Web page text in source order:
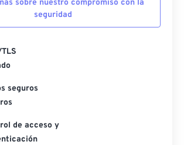
sobre nuestro compromiso con la
seguridad
seguros
de acceso y